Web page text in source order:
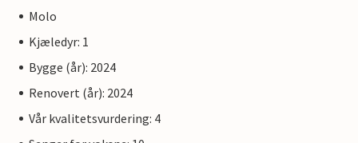
Molo
Kjæledyr: 1
Bygge (år): 2024
Renovert (år): 2024
Vår kvalitetsvurdering: 4